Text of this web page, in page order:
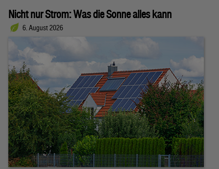
Nicht nur Strom: Was die Sonne alles kann
6. August 2026